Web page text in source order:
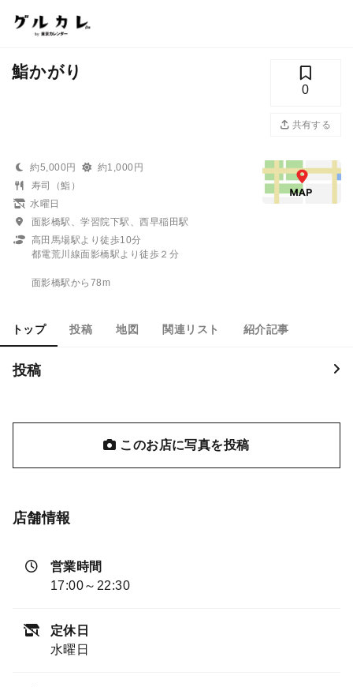
鮨かがり
0
共有する
約5,000円
約1,000円
寿司（鮨）
水曜日
面影橋駅、学習院下駅、西早稲田駅
高田馬場駅より徒歩10分
都電荒川線面影橋駅より徒歩２分
面影橋駅から78m
トップ 投稿 地図 関連リスト 紹介記事
投稿
このお店に写真を投稿
店舗情報
営業時間
17:00～22:30
定休日
水曜日